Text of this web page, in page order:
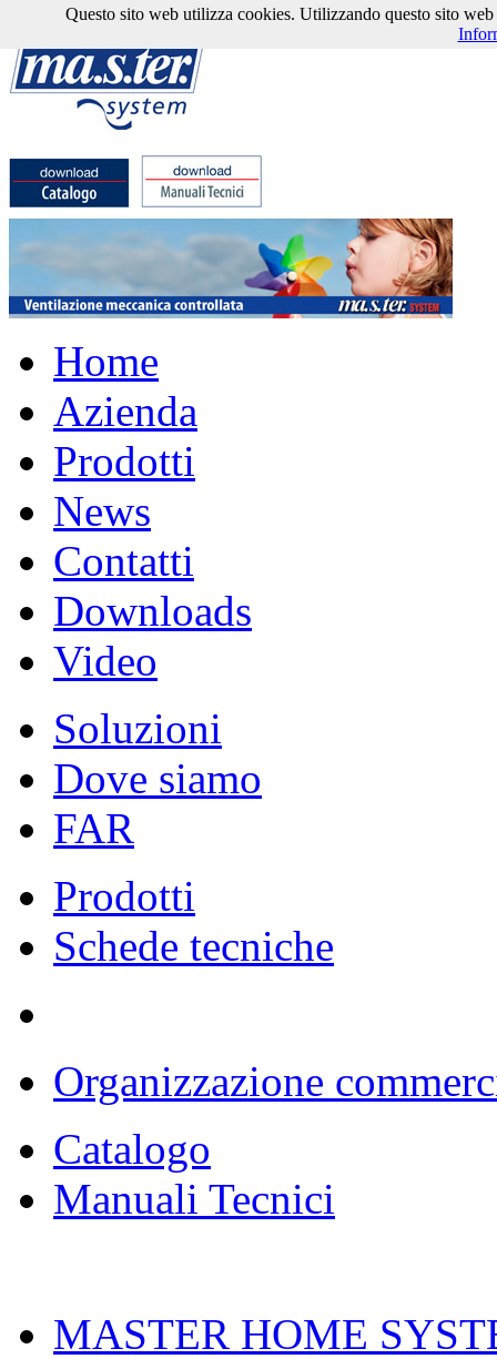
Home
Azienda
Prodotti
News
Contatti
Downloads
Video
Soluzioni
Dove siamo
FAR
Prodotti
Schede tecniche
Organizzazione
Catalogo
Manuali Tecnici
MASTER HOME
Questo sito web utilizza cookies. Utilizzando questo sito